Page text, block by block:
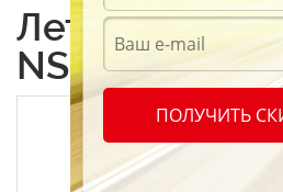
Летние шины
NS-2 275/30
ПОЛУЧИТЬ